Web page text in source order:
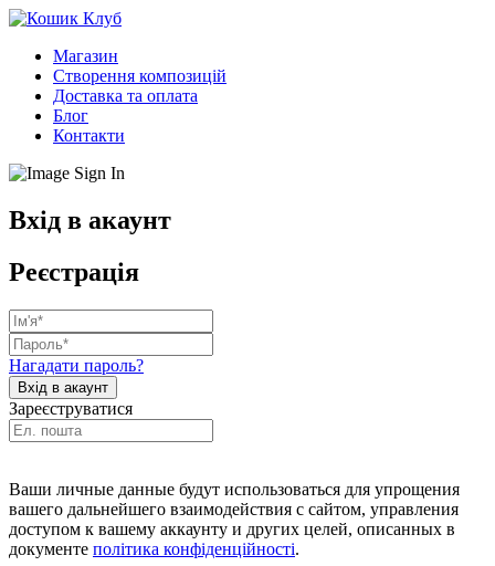
Магазин
Створення композицій
Доставка та оплата
Блог
Контакти
Вхід в акаунт
Реєстрація
Нагадати пароль?
Зареєструватися
Ваши личные данные будут использоваться для упрощения
вашего дальнейшего взаимодействия с сайтом, управления
доступом к вашему аккаунту и других целей, описанных в
документе політика конфіденційності.